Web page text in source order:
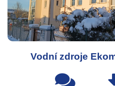
Vodní zdroje